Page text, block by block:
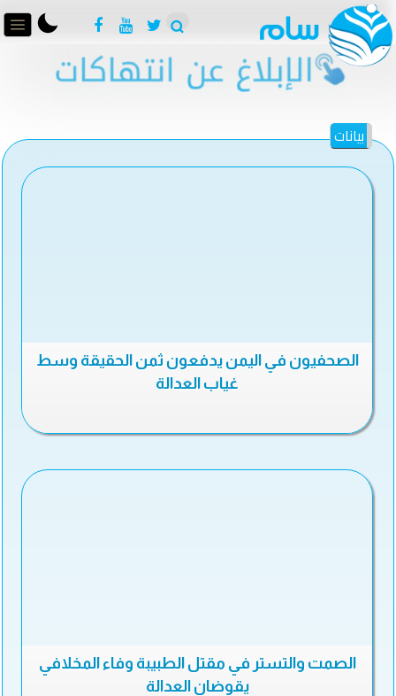
بيانات
الصحفيون في اليمن يدفعون ثمن الحقيقة وسط
غياب العدالة
الصمت والتستر في مقتل الطبيبة وفاء المخلافي
يقوضان العدالة